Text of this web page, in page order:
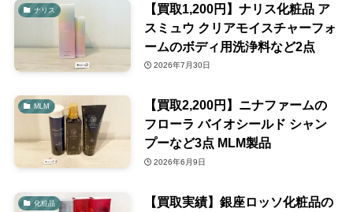
ナリス
【買取1,200円】ナリス化粧品 ア
スミュウ クリアモイスチャーフォ
ームのボディ用洗浄料など2点
2026年7月30日
MLM
【買取2,200円】ニナファームの
フローラ バイオシールド シャン
プーなど3点 MLM製品
2026年6月9日
化粧品
【買取実績】銀座ロッソ化粧品の